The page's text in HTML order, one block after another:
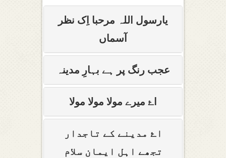
یارسول اللہ مرحبا اِک نظر
آسماں
عجب رنگ پر ہے بہارِ مدینہ
اۓ میرے مولا مولا مولا
اۓ مدینے کے تاجدار
تجھے اہل ایمان سلام